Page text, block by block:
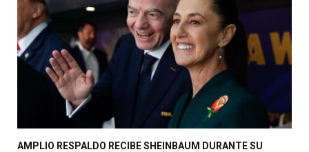
AMPLIO RESPALDO RECIBE SHEINBAUM DURANTE SU